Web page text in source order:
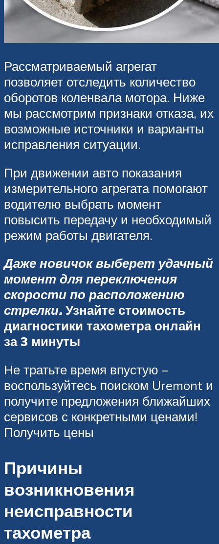
Рассматриваемый агрегат
позволяет отследить количество
оборотов коленвала мотора. Ниже
мы рассмотрим признаки отказа, их
возможные источники и варианты
исправления ситуации.
При движении авто показания
измерительного агрегата помогают
водителю выбрать момент
повысить передачу и необходимый
режим работы двигателя.
Даже новичок выберет удачный
момент для переключения
скорости по расположению
стрелки. Узнайте стоимость
диагностики тахометра онлайн
за 3 минуты
Не тратьте время впустую –
воспользуйтесь поиском Uremont и
получите предложения ближайших
сервисов с конкретными ценами!
Получить цены
Причины
возникновения
неисправности
тахометра